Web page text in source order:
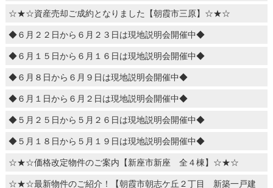
☆★☆資産売却ご成約となりました【朝霞市三原】☆★☆
◆６月２２日から６月２３日は現地説明会開催中◆
◆６月１５日から６月１６日は現地説明会開催中◆
◆６月８日から６月９日は現地説明会開催中◆
◆６月１日から６月２日は現地説明会開催中◆
◆５月２５日から５月２６日は現地説明会開催中◆
◆５月１８日から５月１９日は現地説明会開催中◆
☆★☆価格改定物件のご案内【新座市新座 全４棟】☆★☆
☆★☆最新物件のご紹介！【朝霞市朝志ケ丘２丁目 新築一戸建